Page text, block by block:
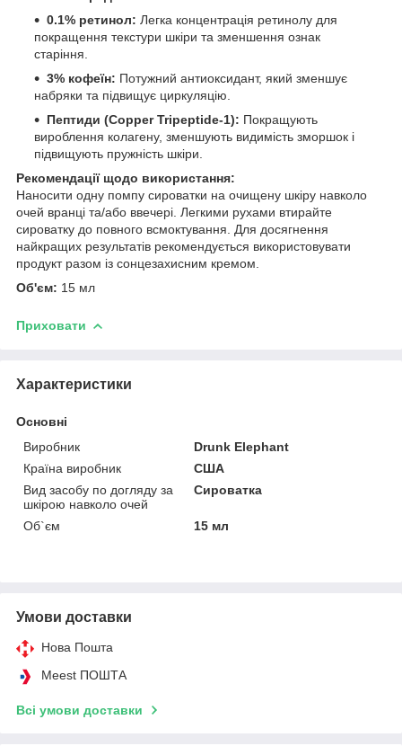
0.1% ретинол: Легка концентрація ретинолу для
покращення текстури шкіри та зменшення ознак
старіння.
3% кофеїн: Потужний антиоксидант, який зменшує
набряки та підвищує циркуляцію.
Пептиди (Copper Tripeptide-1): Покращують
вироблення колагену, зменшують видимість зморшок і
підвищують пружність шкіри.
Рекомендації щодо використання:
Наносити одну помпу сироватки на очищену шкіру навколо
очей вранці та/або ввечері. Легкими рухами втирайте
сироватку до повного всмоктування. Для досягнення
найкращих результатів рекомендується використовувати
продукт разом із сонцезахисним кремом.
Об'єм: 15 мл
Приховати
Характеристики
Основні
Виробник
Drunk Elephant
Країна виробник
США
Вид засобу по догляду за
шкірою навколо очей
Сироватка
Об`єм 15 мл
Умови доставки
Нова Пошта
Meest ПОШТА
Всі умови доставки